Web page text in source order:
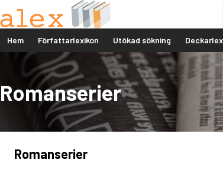
Hem Författarlexikon Utökad sökning
Romanserier
Romanserier